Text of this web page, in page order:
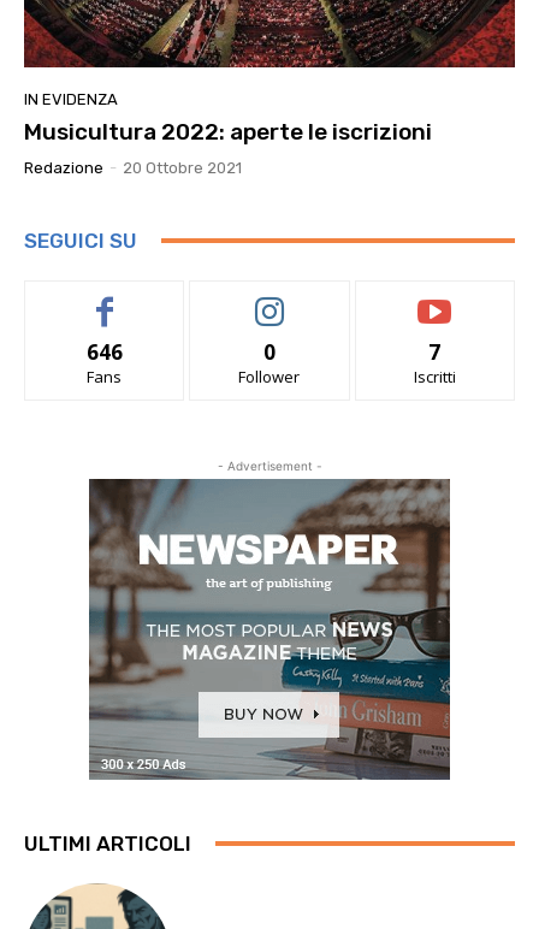
IN EVIDENZA
Musicultura 2022: aperte le iscrizioni
Redazione - 20 Ottobre 2021
SEGUICI SU
646
Fans
0
Follower
7
Iscritti
- Advertisement -
ULTIMI ARTICOLI